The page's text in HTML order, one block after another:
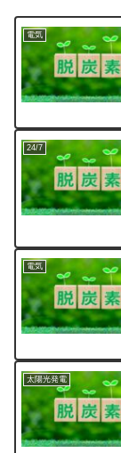
電気
24/7
電気
太陽光発電